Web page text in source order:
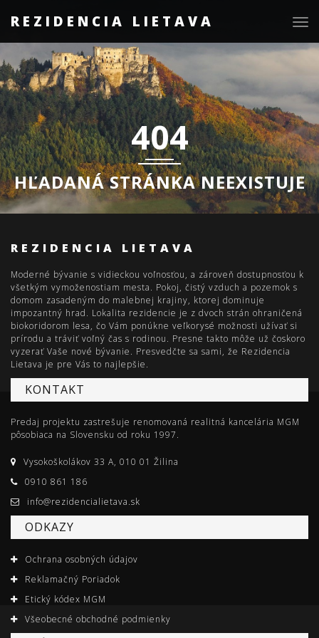
REZIDENCIA LIETAVA
404
HĽADANÁ STRÁNKA NEEXISTUJE
REZIDENCIA LIETAVA
Moderné bývanie s vidieckou voľnosťou, a zároveň dostupnosťou k
všetkým vymoženostiam mesta. Pokoj, čistý vzduch a pozemok s
domom zasadeným do malebnej krajiny, ktorej dominuje
impozantný hrad. Lokalita rezidencie je z dvoch strán ohraničená
biokoridorom lesa, čo Vám ponúkne veľkorysé možnosti užívať si
prírodu a tráviť voľný čas s rodinou. Presne takto môže už čoskoro
vyzerať Vaše nové bývanie. Presvedčte sa sami, že Rezidencia
Lietava je pre Vás to najlepšie.
KONTAKT
Predaj projektu zastrešuje renomovaná realitná kancelária MGM
pôsobiaca na Slovensku od roku 1997.
Vysokoškolákov 33 A, 010 01 Žilina
0910 861 186
info@rezidencialietava.sk
ODKAZY
Ochrana osobných údajov
Reklamačný Poriadok
Etický kódex MGM
Všeobecné obchodné podmienky